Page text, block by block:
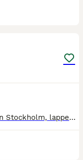
Helt oanvänt schabrak från equestrian Stockholm, lappen sitter på samt plasten på loggan. Är i storlek full. Original pris 900kr Pris kan sänkas vid snabb affär (finns ute på vinted att köpa där om de